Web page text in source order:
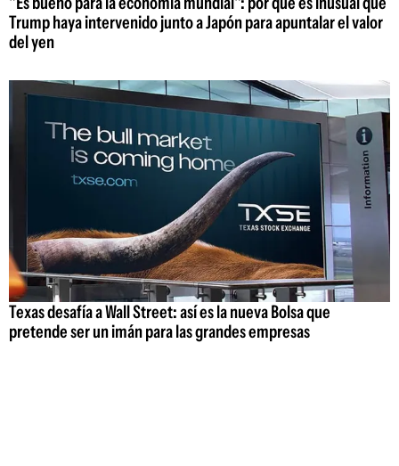
Trump haya intervenido junto a Japón para apuntalar el valor
del yen
Texas desafía a Wall Street: así es la nueva Bolsa que
pretende ser un imán para las grandes empresas